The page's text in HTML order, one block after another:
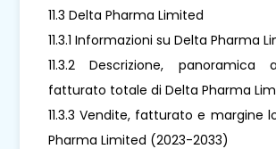
11.3 Delta Pharma Limited
11.3.1 Informazioni su Delta Pharma
11.3.2 Descrizione, panoramica
fatturato totale di Delta Pharma
11.3.3 Vendite, fatturato e margine
Pharma Limited (2023-2033)